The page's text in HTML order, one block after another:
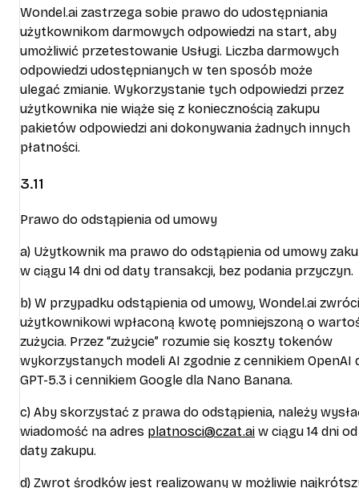
Wondel.ai zastrzega sobie prawo do udostępniania
użytkownikom darmowych odpowiedzi na start, aby
umożliwić przetestowanie Usługi. Liczba darmowych
odpowiedzi udostępnianych w ten sposób może
ulegać zmianie. Wykorzystanie tych odpowiedzi przez
użytkownika nie wiąże się z koniecznością zakupu
pakietów odpowiedzi ani dokonywania żadnych innych
płatności.
3.11
Prawo do odstąpienia od umowy
a) Użytkownik ma prawo do odstąpienia od umowy
w ciągu 14 dni od daty transakcji, bez podania przyczyn.
b) W przypadku odstąpienia od umowy, Wondel.ai zwróci
użytkownikowi wpłaconą kwotę pomniejszoną o
zużycia. Przez “zużycie” rozumie się koszty tokenów
wykorzystanych modeli AI zgodnie z cennikiem OpenAI
GPT-5.3 i cennikiem Google dla Nano Banana.
c) Aby skorzystać z prawa do odstąpienia, należy
wiadomość na adres platnosci@czat.ai w ciągu 14 dni od
daty zakupu.
d) Zwrot środków jest realizowany w możliwie